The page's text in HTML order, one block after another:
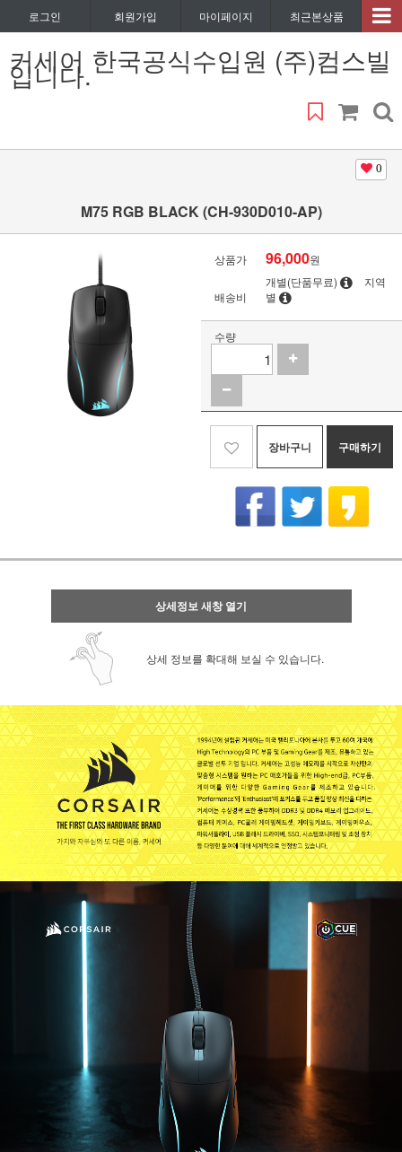
로그인 회원가입 마이페이지 최근본상품
커세어 한국공식수입원 (주)컴스빌
입니다.
0
M75 RGB BLACK (CH-930D010-AP)
상품가 96,000원
배송비
개별(단품무료)
지역
별
수량
장바구니 구매하기
상세정보 새창 열기
상세 정보를 확대해 보실 수 있습니다.